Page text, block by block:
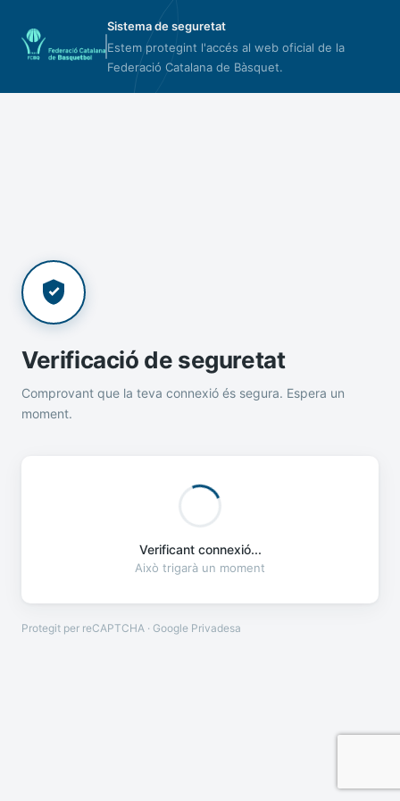
Sistema de seguretat
Estem protegint l'accés al web oficial de la
Federació Catalana de Bàsquet.
Verificació de seguretat
Comprovant que la teva connexió és segura. Espera un
moment.
Verificant connexió...
Això trigarà un moment
Protegit per reCAPTCHA · Google Privadesa